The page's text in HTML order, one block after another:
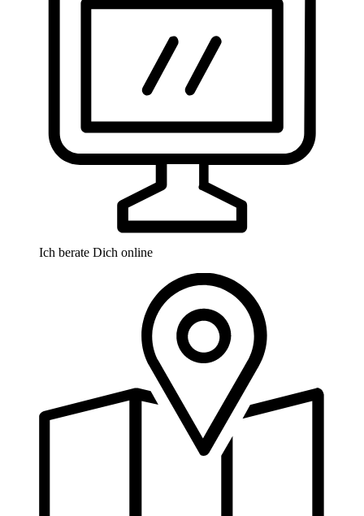
Ich berate Dich online